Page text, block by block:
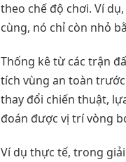
theo chế độ chơi. Ví
cùng, nó chỉ còn nhỏ
Thống kê từ các trận
tích vùng an toàn
thay đổi chiến thuật,
đoán được vị trí vòng
Ví dụ thực tế, trong